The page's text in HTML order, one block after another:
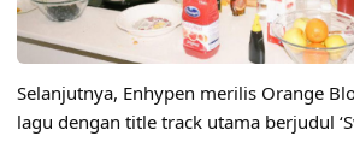
Selanjutnya, Enhypen merilis Orange
lagu dengan title track utama berjudul